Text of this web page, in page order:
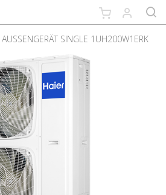
AUSSENGERÄT SINGLE 1UH200W1ERK